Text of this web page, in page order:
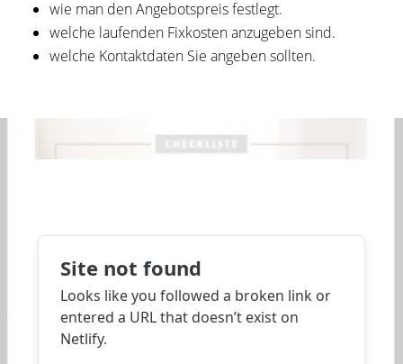
wie man den Angebotspreis festlegt.
welche laufenden Fixkosten anzugeben sind.
welche Kontaktdaten Sie angeben sollten.